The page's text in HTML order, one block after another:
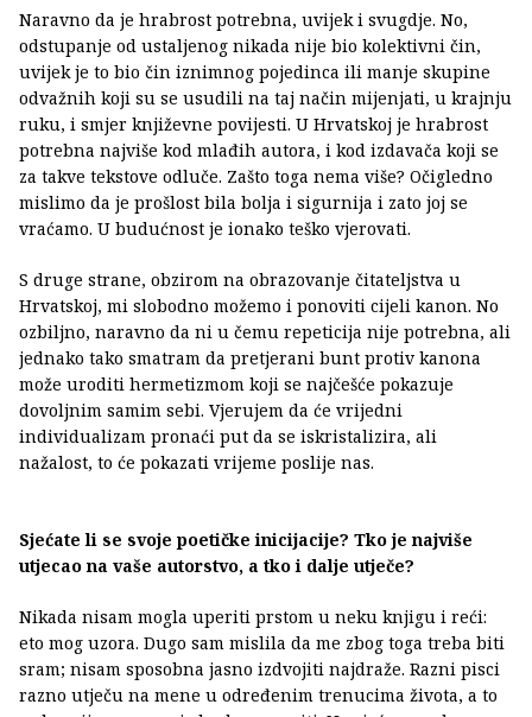
Naravno da je hrabrost potrebna, uvijek i svugdje. No,
odstupanje od ustaljenog nikada nije bio kolektivni čin,
uvijek je to bio čin iznimnog pojedinca ili manje skupine
odvažnih koji su se usudili na taj način mijenjati, u krajnju
ruku, i smjer književne povijesti. U Hrvatskoj je hrabrost
potrebna najviše kod mlađih autora, i kod izdavača koji se
za takve tekstove odluče. Zašto toga nema više? Očigledno
mislimo da je prošlost bila bolja i sigurnija i zato joj se
vraćamo. U budućnost je ionako teško vjerovati.
S druge strane, obzirom na obrazovanje čitateljstva u
Hrvatskoj, mi slobodno možemo i ponoviti cijeli kanon. No
ozbiljno, naravno da ni u čemu repeticija nije potrebna, ali
jednako tako smatram da pretjerani bunt protiv kanona
može uroditi hermetizmom koji se najčešće pokazuje
dovoljnim samim sebi. Vjerujem da će vrijedni
individualizam pronaći put da se iskristalizira, ali
nažalost, to će pokazati vrijeme poslije nas.
Sjećate li se svoje poetičke inicijacije? Tko je najviše
utjecao na vaše autorstvo, a tko i dalje utječe?
Nikada nisam mogla uperiti prstom u neku knjigu i reći:
eto mog uzora. Dugo sam mislila da me zbog toga treba biti
sram; nisam sposobna jasno izdvojiti najdraže. Razni pisci
razno utječu na mene u određenim trenucima života, a to